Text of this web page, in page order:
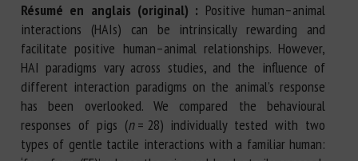
Résumé en anglais (original) : Positive human–animal
interactions (HAIs) can be intrinsically rewarding and
facilitate positive human–animal relationships. However,
HAI paradigms vary across studies, and the influence of
different interaction paradigms on the animal’s response
has been overlooked. We compared the behavioural
responses of pigs (n= 28) individually tested with two
types of gentle tactile interactions with a familiar human: